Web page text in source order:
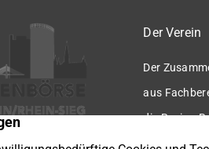
Der Verein
Der
aus
die Region